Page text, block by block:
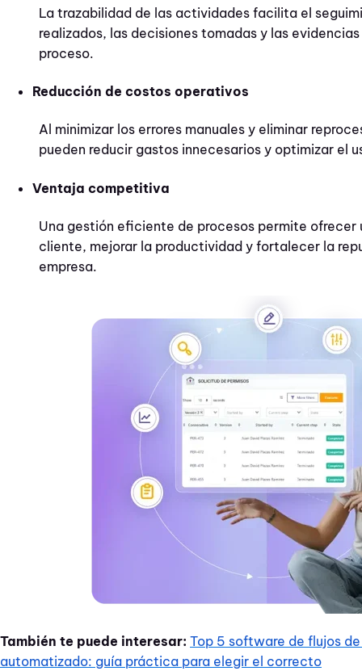
La trazabilidad de las actividades facilita el
realizados, las decisiones tomadas y las
proceso.
Reducción de costos operativos
Al minimizar los errores manuales y eliminar
pueden reducir gastos innecesarios y optimizar el
Ventaja competitiva
Una gestión eficiente de procesos permite ofrecer
cliente, mejorar la productividad y fortalecer la
empresa.
También te puede interesar: Top 5 software de flujos
automatizado: guía práctica para elegir el correcto